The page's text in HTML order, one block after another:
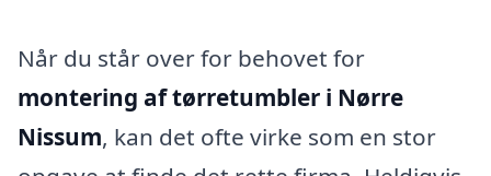
Når du står over for behovet for
montering af tørretumbler i Nørre
Nissum, kan det ofte virke som en stor